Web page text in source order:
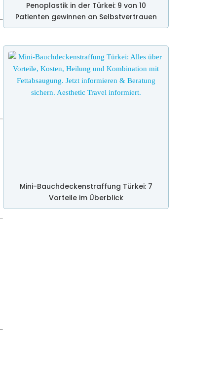
Penoplastik in der Türkei: 9 von 10
Patienten gewinnen an Selbstvertrauen
Mini-Bauchdeckenstraffung Türkei: 7
Vorteile im Überblick